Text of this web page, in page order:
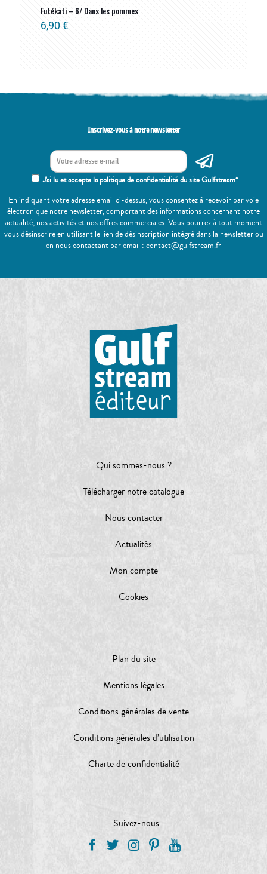
Futékati – 6/ Dans les pommes
6,90 €
Inscrivez-vous à notre newsletter
J'ai lu et accepte la politique de confidentialité du site Gulfstream*
En indiquant votre adresse email ci-dessus, vous consentez à recevoir par voie
électronique notre newsletter, comportant des informations concernant notre
actualité, nos activités et nos offres commerciales. Vous pourrez à tout moment
vous désinscrire en utilisant le lien de désinscription intégré dans la newsletter ou
en nous contactant par email : contact@gulfstream.fr
Qui sommes-nous ?
Télécharger notre catalogue
Nous contacter
Actualités
Mon compte
Cookies
Plan du site
Mentions légales
Conditions générales de vente
Conditions générales d’utilisation
Charte de confidentialité
Suivez-nous